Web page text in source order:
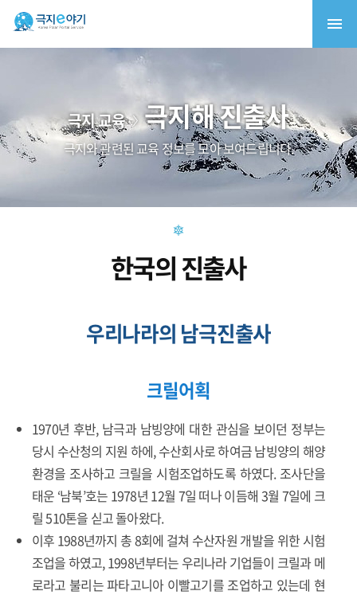
극지 교육 극지해 진출사
극지와 관련된 교육 정보를 모아 보여드립니다.
한국의 진출사
우리나라의 남극진출사
크릴어획
1970년 후반, 남극과 남빙양에 대한 관심을 보이던 정부는
당시 수산청의 지원 하에, 수산회사로 하여금 남빙양의 해양
환경을 조사하고 크릴을 시험조업하도록 하였다. 조사단을
태운 ‘남북’호는 1978년 12월 7일 떠나 이듬해 3월 7일에 크
릴 510톤을 싣고 돌아왔다.
이후 1988년까지 총 8회에 걸쳐 수산자원 개발을 위한 시험
조업을 하였고, 1998년부터는 우리나라 기업들이 크릴과 메
로라고 불리는 파타고니아 이빨고기를 조업하고 있는데 현